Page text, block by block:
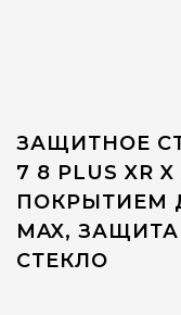
ЗАЩИТНОЕ
7 8 PLUS XR
ПОКРЫТИЕМ
MAX,
СТЕКЛО